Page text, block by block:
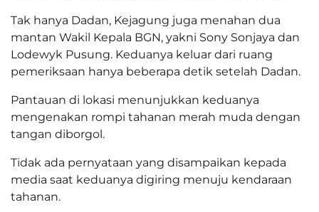
Tak hanya Dadan, Kejagung juga menahan dua
mantan Wakil Kepala BGN, yakni Sony Sonjaya dan
Lodewyk Pusung. Keduanya keluar dari ruang
pemeriksaan hanya beberapa detik setelah Dadan.
Pantauan di lokasi menunjukkan keduanya
mengenakan rompi tahanan merah muda dengan
tangan diborgol.
Tidak ada pernyataan yang disampaikan kepada
media saat keduanya digiring menuju kendaraan
tahanan.